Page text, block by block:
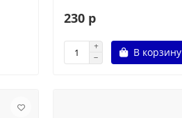
230 р
В корзину